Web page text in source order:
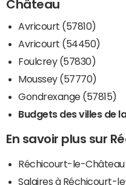
Château
Avricourt (57810)
Avricourt (54450)
Foulcrey (57830)
Moussey (57770)
Gondrexange (57815)
Budgets des villes de
En savoir plus sur
Réchicourt-le-Château
Salaires à Réchicourt-